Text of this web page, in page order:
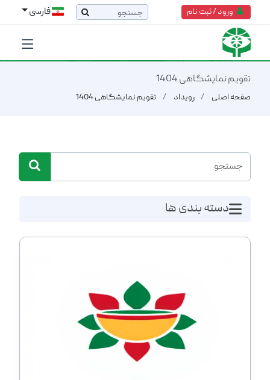
ورود / ثبت نام فارسی
تقویم نمایشگاهی 1404
صفحه اصلی رویداد تقویم نمایشگاهی 1404
دسته بندی ها